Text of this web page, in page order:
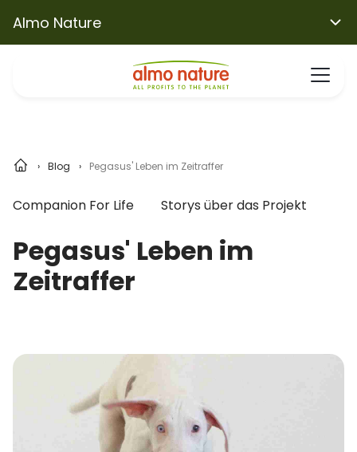
Almo Nature
Blog Pegasus' Leben im Zeitraffer
Companion For Life Storys über das Projekt
Pegasus' Leben im
Zeitraffer